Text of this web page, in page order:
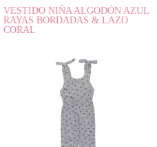
VESTIDO NIÑA ALGODÓN AZUL
RAYAS BORDADAS & LAZO
CORAL